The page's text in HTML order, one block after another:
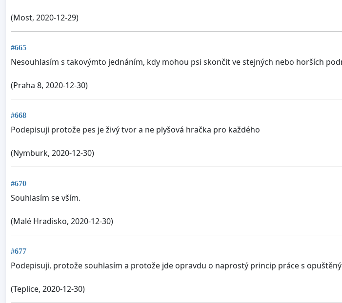
(Most, 2020-12-29)
#665
Nesouhlasím s takovýmto jednáním, kdy mohou psi skončit ve stejných nebo horších
(Praha 8, 2020-12-30)
#668
Podepisuji protože pes je živý tvor a ne plyšová hračka pro každého
(Nymburk, 2020-12-30)
#670
Souhlasím se vším.
(Malé Hradisko, 2020-12-30)
#677
Podepisuji, protože souhlasím a protože jde opravdu o naprostý princip práce s
(Teplice, 2020-12-30)